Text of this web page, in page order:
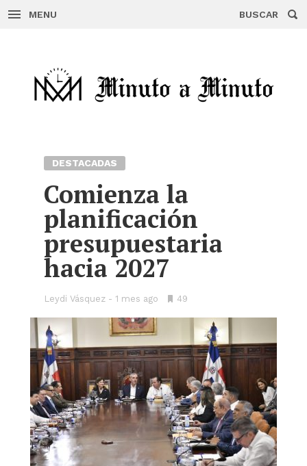
MENU BUSCAR
DESTACADAS
Comienza la
planificación
presupuestaria
hacia 2027
Leydi Vásquez 1 mes ago
•49